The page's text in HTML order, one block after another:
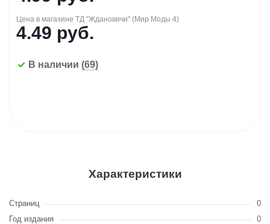
Цена в магазине ТД "Ждановичи" (Мир Моды 4)
4.49 руб.
В наличии (69)
Характеристики
Страниц
0
Год издания
0